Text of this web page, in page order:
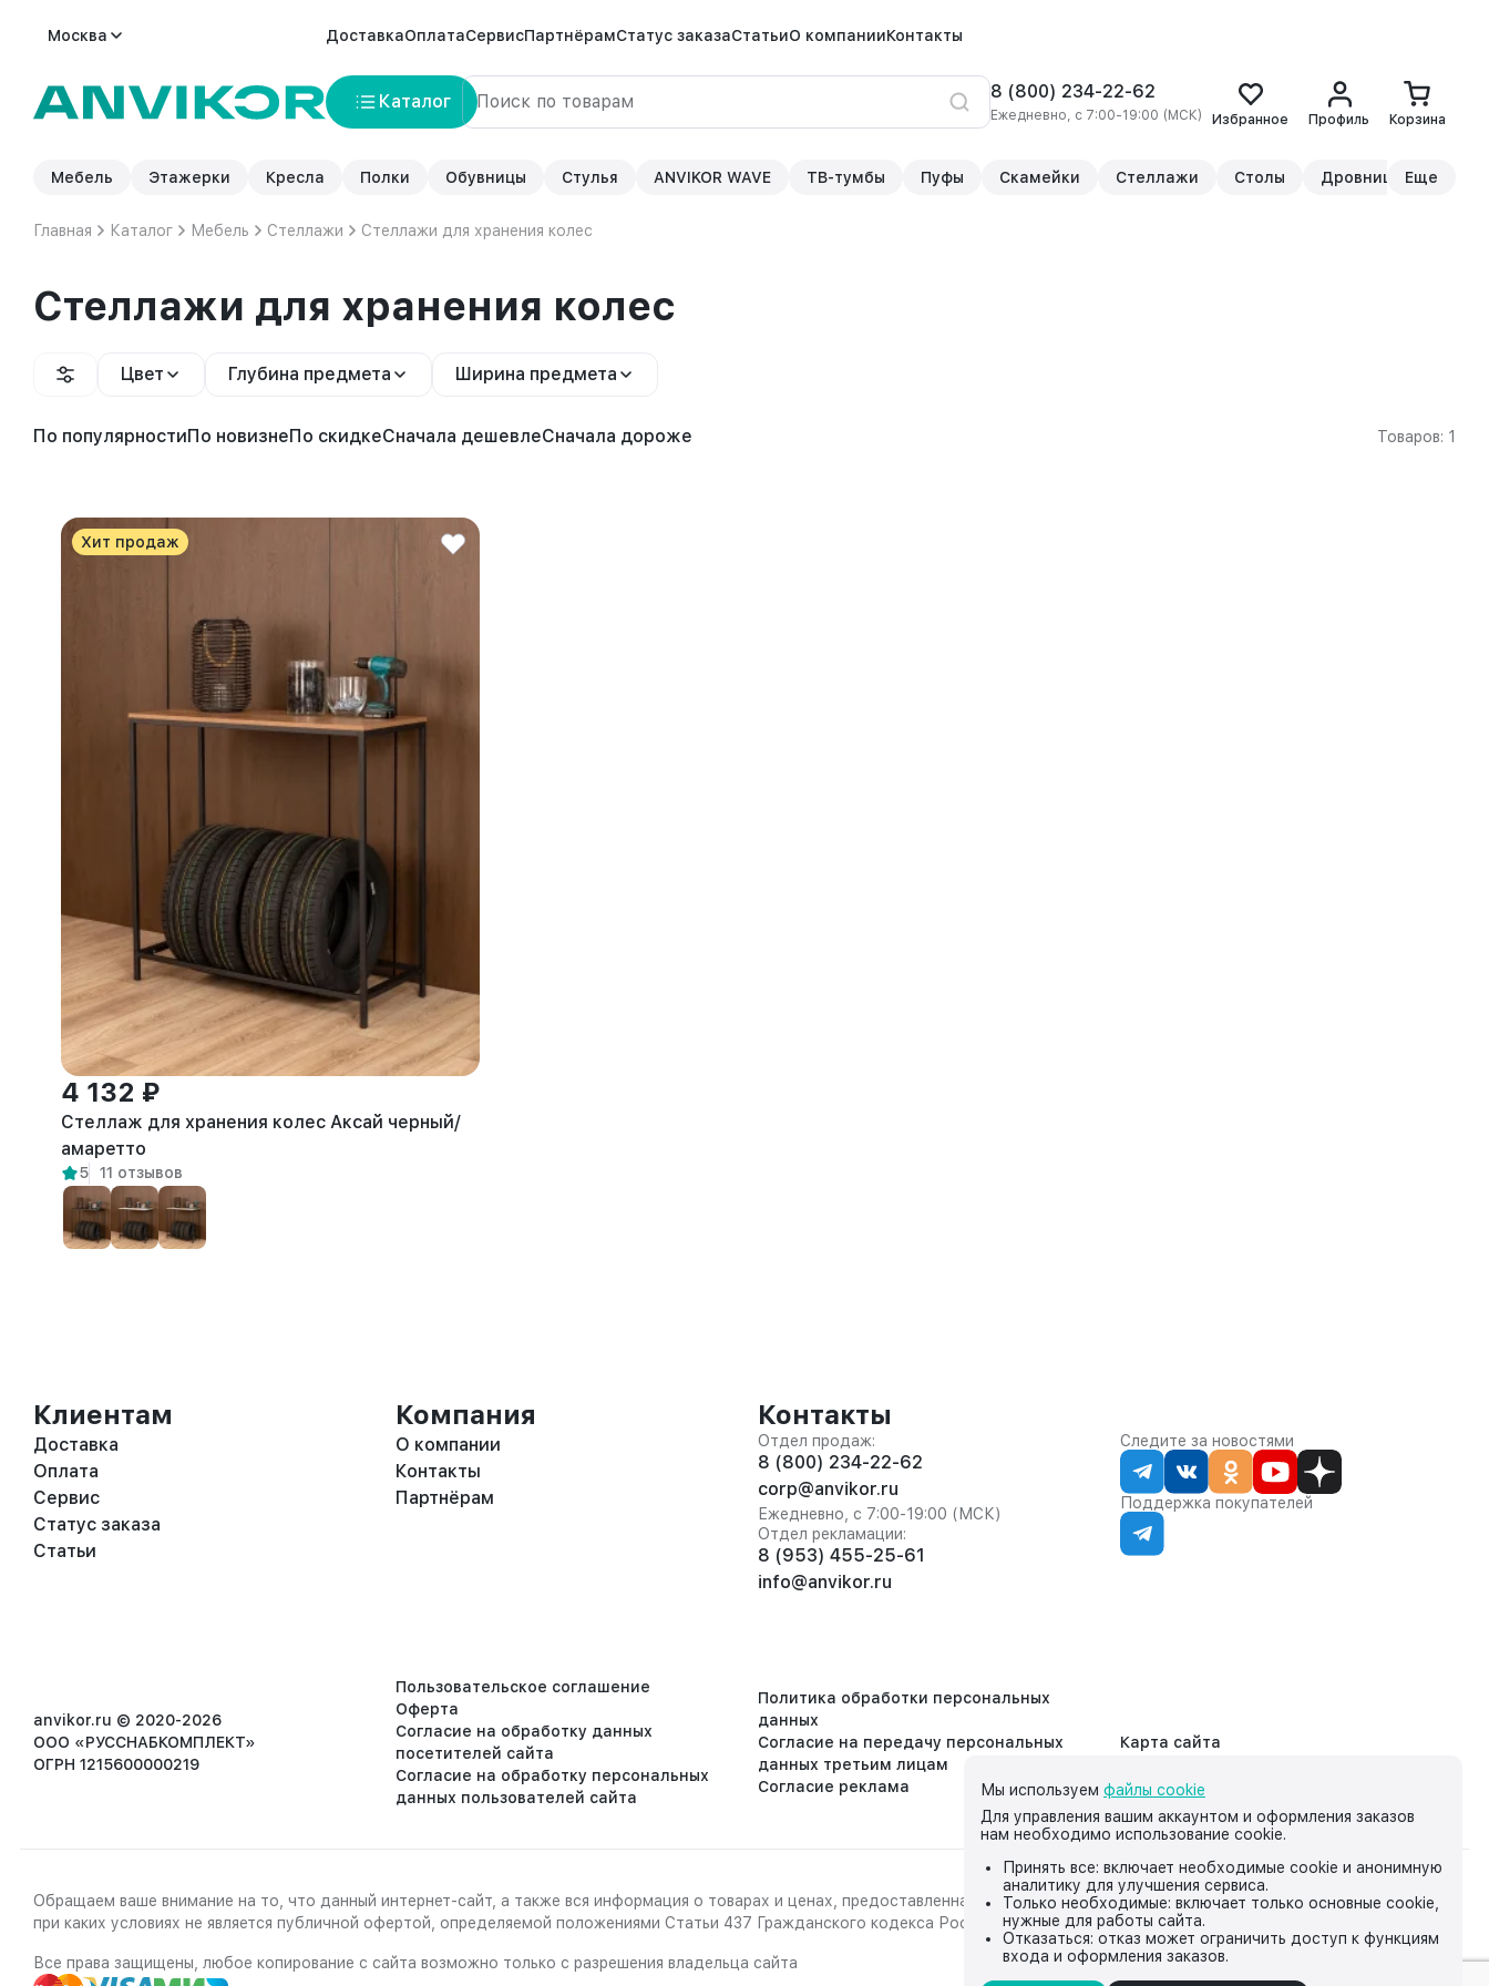
Москва ДоставкаОплатаСервисПартнёрамСтатус заказаСтатьиО компанииКонтакты
Каталог 8 (800) 234-22-62
Ежедневно, с 7:00-19:00 (МСК) Избранное Профиль Корзина
Мебель Этажерки Кресла Полки Обувницы Стулья ANVIKOR WAVE ТВ-тумбы Пуфы Скамейки Стеллажи Столы Дровницы Еще
Главная Каталог Мебель Стеллажи Стеллажи для хранения колес
Стеллажи для хранения колес
Цвет Глубина предмета Ширина предмета
По популярностиПо новизнеПо скидкеСначала дешевлеСначала дороже Товаров: 1
Хит продаж
4 132 ₽
Стеллаж для хранения колес Аксай черный/
амаретто
5 11 отзывов
Клиентам
Доставка
Оплата
Сервис
Статус заказа
Статьи
Компания
О компании
Контакты
Партнёрам
Контакты
Отдел продаж:
8 (800) 234-22-62
corp@anvikor.ru
Ежедневно, с 7:00-19:00 (МСК)
Отдел рекламации:
8 (953) 455-25-61
info@anvikor.ru
Следите за новостями
Поддержка покупателей
anvikor.ru © 2020-2026
ООО «РУССНАБКОМПЛЕКТ»
ОГРН 1215600000219
Пользовательское соглашение
Оферта
Согласие на обработку данных
посетителей сайта
Согласие на обработку персональных
данных пользователей сайта
Политика обработки персональных
данных
Согласие на передачу персональных
данных третьим лицам
Согласие реклама
Карта сайта
Обращаем ваше внимание на то, что данный интернет-сайт, а также вся информация о товарах и ценах, предоставленная на нём, носит исключительно информационный характер и ни
при каких условиях не является публичной офертой, определяемой положениями Статьи 437 Гражданского кодекса Российской Федерации.
Все права защищены, любое копирование с сайта возможно только с разрешения владельца сайта
Мы используем файлы cookie
Для управления вашим аккаунтом и оформления заказов
нам необходимо использование cookie.
Принять все: включает необходимые cookie и анонимную
аналитику для улучшения сервиса.
Только необходимые: включает только основные cookie,
нужные для работы сайта.
Отказаться: отказ может ограничить доступ к функциям
входа и оформления заказов.